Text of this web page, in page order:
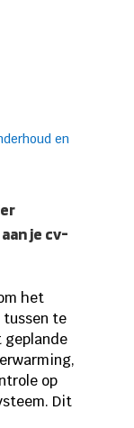
je cv-
het
te
geplande
op
Dit